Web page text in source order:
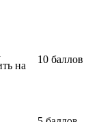
на
10 баллов